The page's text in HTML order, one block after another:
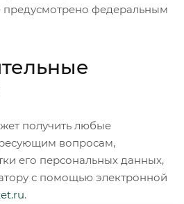
предусмотрено федеральным
получить любые
вопросам,
его персональных данных,
с помощью электронной
.